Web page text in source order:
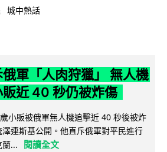
城中熱話
軍「人肉狩獵」 無人機
近 40 秒仍被炸傷
小販被俄軍無人機追擊近 40 秒後被炸
連斯基公開。他直斥俄軍對平民進行
蘭...
閱讀全文